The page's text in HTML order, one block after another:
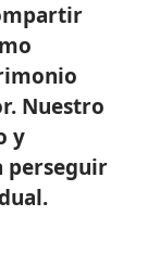
Nuestro
y
perseguir